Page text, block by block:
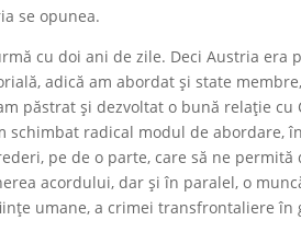
se opunea.
cu doi ani de zile. Deci Austria era
adică am abordat și state
păstrat și dezvoltat o bună relație cu
radical modul de abordare,
pe de o parte, care să ne
acordului, dar și în paralel, o
umane, a crimei transfrontaliere în